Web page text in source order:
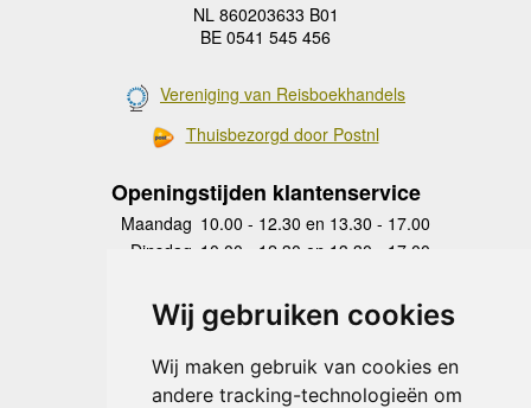
Wij gebruiken cookies
Wij maken gebruik van cookies en
andere tracking-technologieën om
NL 860203633 B01
BE 0541 545 456
Vereniging van Reisboekhandels
Thuisbezorgd door Postnl
Openingstijden klantenservice
Maandag 10.00 - 12.30 en 13.30 - 17.00
Dinsdag 10.00 - 12.30 en 13.30 - 17.00
Donderdag
10.00 - 12.30 en 13.30 - 17.00
Vrijdag 10.00 - 12.30 en 13.30 - 17.00
Zaterdag
gesloten
Zondag gesloten